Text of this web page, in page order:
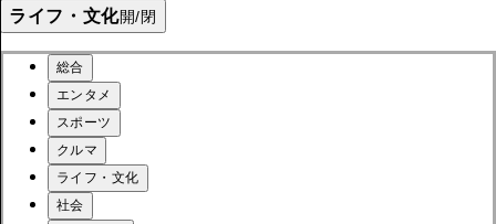
ライフ・文化開/閉
総合
エンタメ
スポーツ
クルマ
ライフ・文化
社会